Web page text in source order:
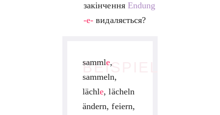
закінчення Endung
-e-видаляється?
BEISPIEL
sammle,
sammeln,
lächle, lächeln
ändern, feiern,